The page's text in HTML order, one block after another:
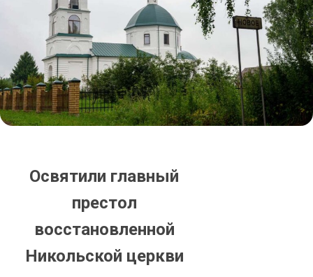
Освятили главный
престол
восстановленной
Никольской церкви